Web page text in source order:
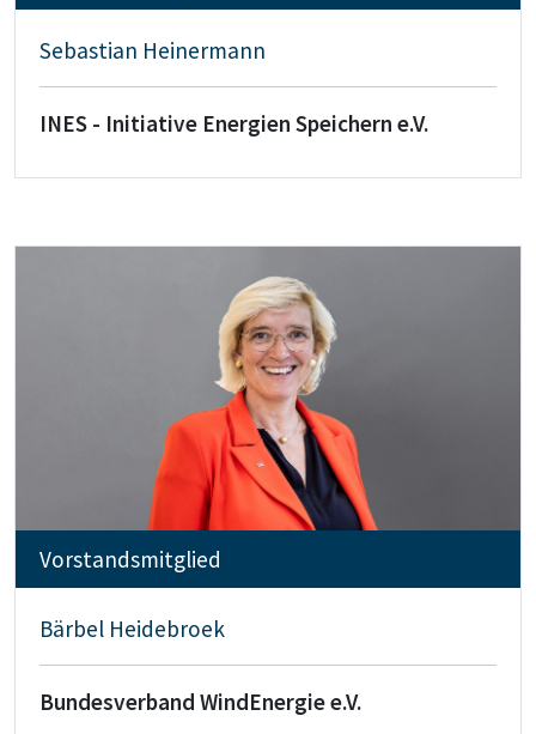
Sebastian Heinermann
INES - Initiative Energien Speichern e.V.
Vorstandsmitglied
Bärbel Heidebroek
Bundesverband WindEnergie e.V.